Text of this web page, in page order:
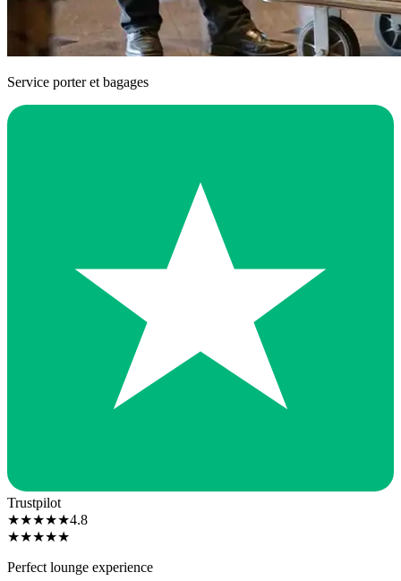
Service porter et bagages
Trustpilot
★★★★★4.8
★★★★★
Perfect lounge experience